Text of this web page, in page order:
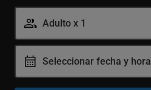
Adulto x 1
Adulto
13-99 años
Seleccionar fecha y hora